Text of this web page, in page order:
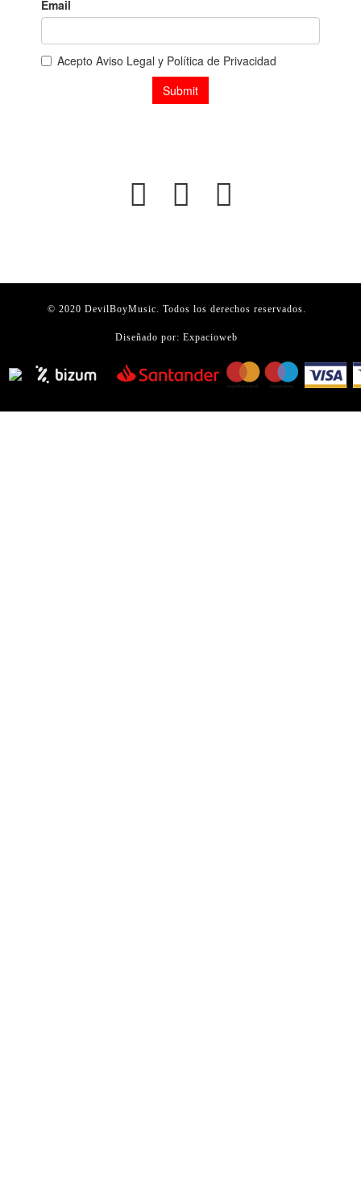
© 2020 DevilBoyMusic. Todos los derechos reservados.
Diseñado por: Expacioweb